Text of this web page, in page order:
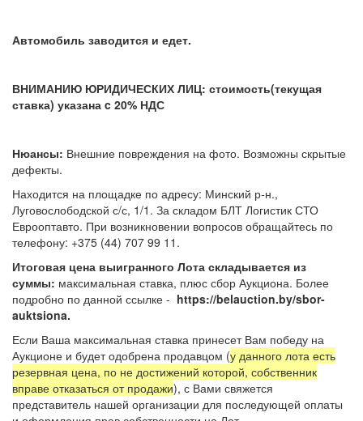
Автомобиль заводится и едет.
ВНИМАНИЮ ЮРИДИЧЕСКИХ ЛИЦ: стоимость(текущая
ставка) указана c 20% НДС
Нюансы: Внешние повреждения на фото. Возможны скрытые
дефекты.
Находится на площадке по адресу: Минский р-н.,
Луговослободской с/с, 1/1. За складом БЛТ Логистик СТО
Еврооптавто. При возникновении вопросов обращайтесь по
телефону: +375 (44) 707 99 11.
Итоговая цена выигранного Лота складывается из
суммы: максимальная ставка, плюс сбор Аукциона. Более
подробно по данной ссылке - https://belauction.by/sbor-
auktsiona.
Если Ваша максимальная ставка принесет Вам победу на
Аукционе и будет одобрена продавцом (у данного лота есть
резервная цена, по не достижений которой, собственник
вправе отказаться от продажи), с Вами свяжется
представитель нашей организации для последующей оплаты